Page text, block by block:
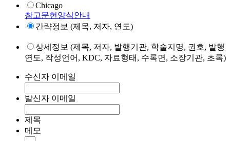
Chicago
참고문헌양식안내
간략정보 (제목, 저자, 연도)
상세정보 (제목, 저자, 발행기관, 학술지명, 권호, 발행
연도, 작성언어, KDC, 자료형태, 수록면, 소장기관, 초록)
수신자 이메일
발신자 이메일
제목
메모